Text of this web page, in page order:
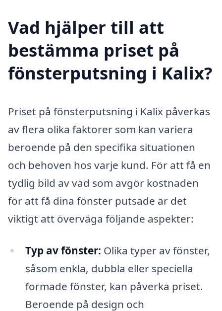
Vad hjälper till att
bestämma priset på
fönsterputsning i Kalix?
Priset på fönsterputsning i Kalix påverkas
av flera olika faktorer som kan variera
beroende på den specifika situationen
och behoven hos varje kund. För att få en
tydlig bild av vad som avgör kostnaden
för att få dina fönster putsade är det
viktigt att överväga följande aspekter:
Typ av fönster: Olika typer av fönster,
såsom enkla, dubbla eller speciella
formade fönster, kan påverka priset.
Beroende på design och